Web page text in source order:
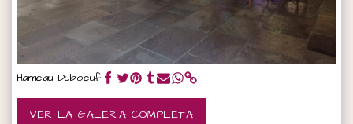
Hameau Duboeuf
VER LA GALERÍA COMPLETA